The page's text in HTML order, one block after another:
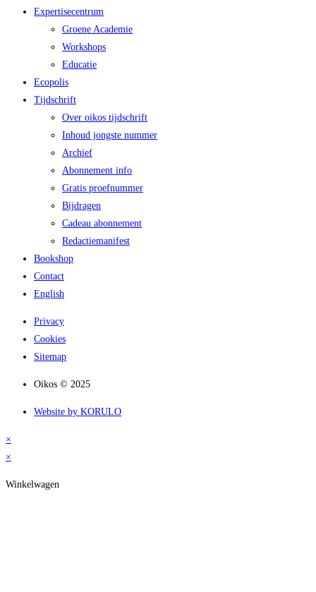
Expertisecentrum
Groene Academie
Workshops
Educatie
Ecopolis
Tijdschrift
Over oikos tijdschrift
Inhoud jongste nummer
Archief
Abonnement info
Gratis proefnummer
Bijdragen
Cadeau abonnement
Redactiemanifest
Bookshop
Contact
English
Privacy
Cookies
Sitemap
Oikos © 2025
Website by KORULO
×
×
Winkelwagen